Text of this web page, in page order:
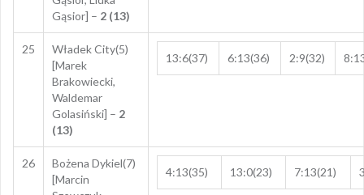
Gąsior] – 2 (13)
25
Władek City(5)
[Marek
Brakowiecki,
Waldemar
Golasiński] – 2
(13)
13:6(37) 6:13(36) 2:9(32)
26
Bożena Dykiel(7)
[Marcin
4:13(35) 13:0(23) 7:13(21)